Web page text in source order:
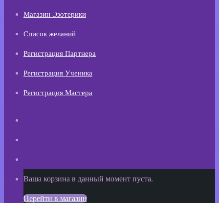
Магазин Эзотерики
Список желаний
Регистрация Партнера
Регистрация Ученика
Регистрация Мастера
Просмотреть
корзину
Ваша корзина в данный момент пуста.
Перейти в магазин